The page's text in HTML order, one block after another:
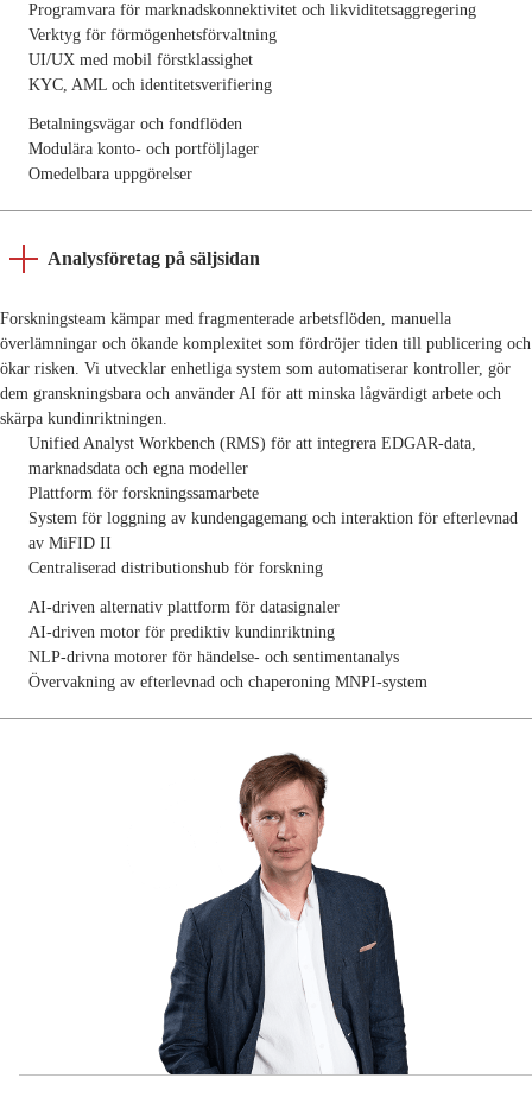
Programvara för marknadskonnektivitet och likviditetsaggregering
Verktyg för förmögenhetsförvaltning
UI/UX med mobil förstklassighet
KYC, AML och identitetsverifiering
Betalningsvägar och fondflöden
Modulära konto- och portföljlager
Omedelbara uppgörelser
Analysföretag på säljsidan
Forskningsteam kämpar med fragmenterade arbetsflöden, manuella
överlämningar och ökande komplexitet som fördröjer tiden till publicering och
ökar risken. Vi utvecklar enhetliga system som automatiserar kontroller, gör
dem granskningsbara och använder AI för att minska lågvärdigt arbete och
skärpa kundinriktningen.
Unified Analyst Workbench (RMS) för att integrera EDGAR-data,
marknadsdata och egna modeller
Plattform för forskningssamarbete
System för loggning av kundengagemang och interaktion för efterlevnad
av MiFID II
Centraliserad distributionshub för forskning
AI-driven alternativ plattform för datasignaler
AI-driven motor för prediktiv kundinriktning
NLP-drivna motorer för händelse- och sentimentanalys
Övervakning av efterlevnad och chaperoning MNPI-system